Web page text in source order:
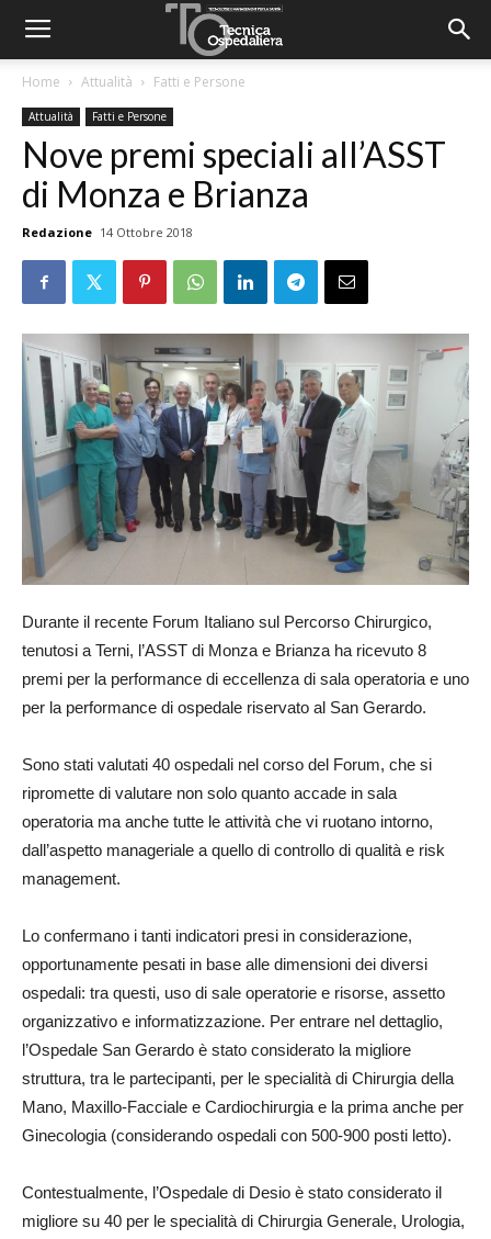
Home Attualità Fatti e Persone
Attualità Fatti e Persone
Nove premi speciali all’ASST
di Monza e Brianza
Redazione 14 Ottobre 2018
Durante il recente Forum Italiano sul Percorso Chirurgico,
tenutosi a Terni, l’ASST di Monza e Brianza ha ricevuto 8
premi per la performance di eccellenza di sala operatoria e uno
per la performance di ospedale riservato al San Gerardo.
Sono stati valutati 40 ospedali nel corso del Forum, che si
ripromette di valutare non solo quanto accade in sala
operatoria ma anche tutte le attività che vi ruotano intorno,
dall’aspetto manageriale a quello di controllo di qualità e risk
management.
Lo confermano i tanti indicatori presi in considerazione,
opportunamente pesati in base alle dimensioni dei diversi
ospedali: tra questi, uso di sale operatorie e risorse, assetto
organizzativo e informatizzazione. Per entrare nel dettaglio,
l’Ospedale San Gerardo è stato considerato la migliore
struttura, tra le partecipanti, per le specialità di Chirurgia della
Mano, Maxillo-Facciale e Cardiochirurgia e la prima anche per
Ginecologia (considerando ospedali con 500-900 posti letto).
Contestualmente, l’Ospedale di Desio è stato considerato il
migliore su 40 per le specialità di Chirurgia Generale, Urologia,